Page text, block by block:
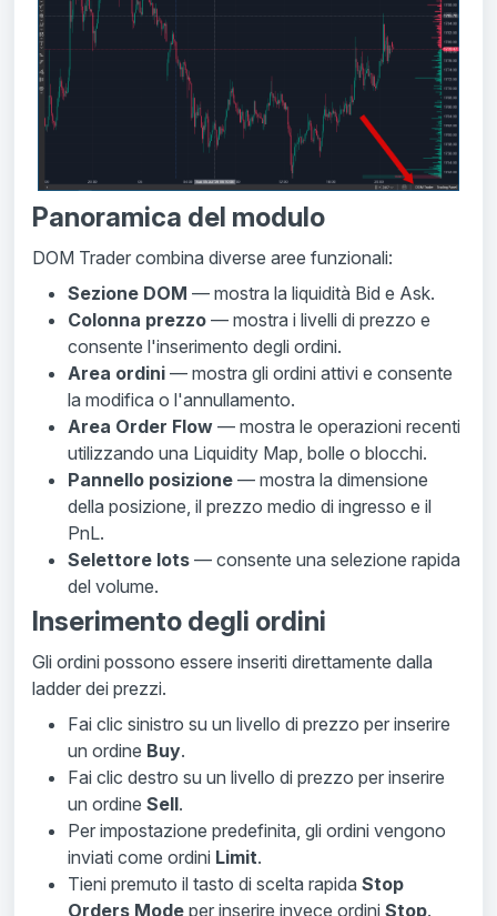
Panoramica del modulo
DOM Trader combina diverse aree funzionali:
Sezione DOM — mostra la liquidità Bid e Ask.
Colonna prezzo — mostra i livelli di prezzo e
consente l'inserimento degli ordini.
Area ordini — mostra gli ordini attivi e consente
la modifica o l'annullamento.
Area Order Flow — mostra le operazioni recenti
utilizzando una Liquidity Map, bolle o blocchi.
Pannello posizione — mostra la dimensione
della posizione, il prezzo medio di ingresso e il
PnL.
Selettore lots — consente una selezione rapida
del volume.
Inserimento degli ordini
Gli ordini possono essere inseriti direttamente dalla
ladder dei prezzi.
Fai clic sinistro su un livello di prezzo per inserire
un ordine Buy.
Fai clic destro su un livello di prezzo per inserire
un ordine Sell.
Per impostazione predefinita, gli ordini vengono
inviati come ordini Limit.
Tieni premuto il tasto di scelta rapida Stop
Orders Mode per inserire invece ordini Stop.